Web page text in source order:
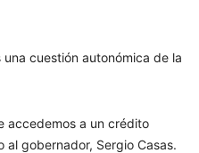
cuestión autonómica de la
accedemos a un crédito
al gobernador, Sergio Casas.